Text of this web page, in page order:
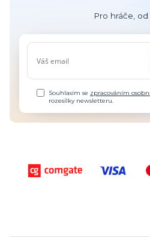
Pro hráče, od
Souhlasím se zpracováním
rozesílky newsletteru.